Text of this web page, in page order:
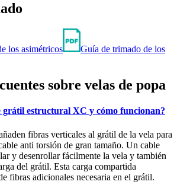
los asimétricos
Guía de trimado de los
sobre velas de popa
grátil estructural XC y cómo funcionan?
fibras verticales al grátil de la vela para
anti torsión de gran tamaño. Un cable
y desenrollar fácilmente la vela y también
del grátil. Esta carga compartida
fibras adicionales necesaria en el grátil.